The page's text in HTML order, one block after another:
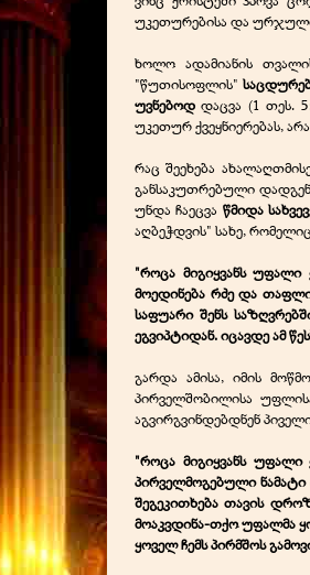
უკეთურებისა და
ხოლო ადამიანის
"წუთისოფლის"
უვნებოდდაცვა (1 თეს.
უკეთურ ქვეყნიერებას,
რაც შეეხება
განსაკუთრებული
უნდა ჩაეცვა წმიდა
აღბეჭდვის" სახე,
"როცა მიგიყვანს უფალი
მოედინება რძე და
საფუარი შენს
ეგვიპტიდან. იცავდე ამ
გარდა ამისა, იმის
პირველშობილისა
აგვირგვინდებდნენ
"როცა მიგიყვანს უფალი
პირველმოგებული
შეგეკითხება თავის
მოაკვდინა-თქო უფალმა
ყოველ ჩემს პირმშოს